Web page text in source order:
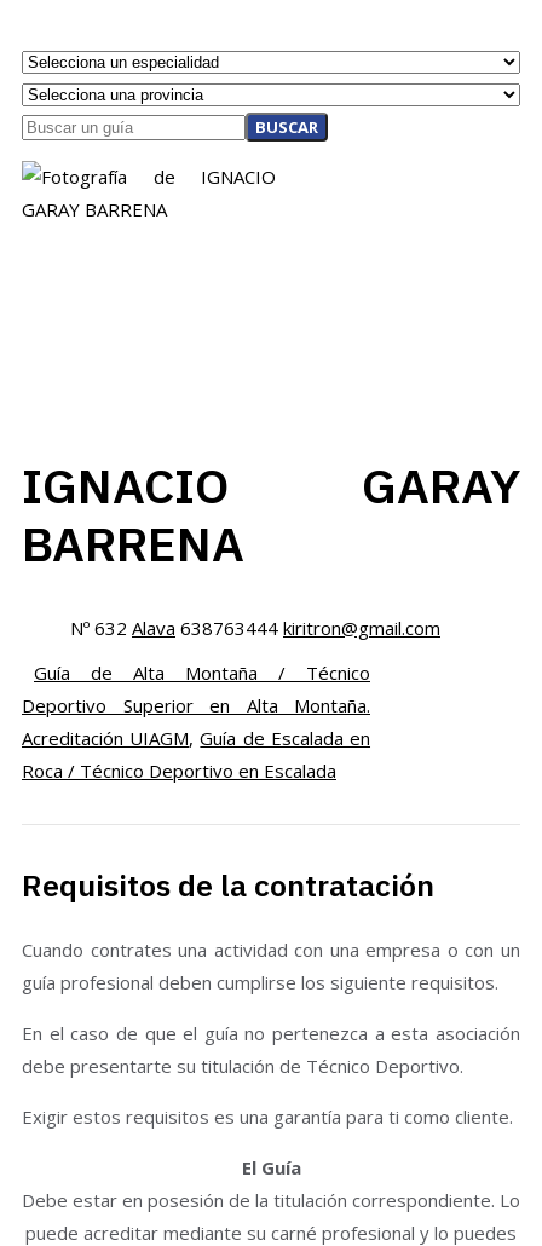
BUSCAR
IGNACIO GARAY
BARRENA
Nº 632 Alava 638763444 kiritron@gmail.com
Guía de Alta Montaña / Técnico
Deportivo Superior en Alta Montaña.
Acreditación UIAGM,Guía de Escalada en
Roca / Técnico Deportivo en Escalada
Requisitos de la contratación
Cuando contrates una actividad con una empresa o con un
guía profesional deben cumplirse los siguiente requisitos.
En el caso de que el guía no pertenezca a esta asociación
debe presentarte su titulación de Técnico Deportivo.
Exigir estos requisitos es una garantía para ti como cliente.
El Guía
Debe estar en posesión de la titulación correspondiente. Lo
puede acreditar mediante su carné profesional y lo puedes